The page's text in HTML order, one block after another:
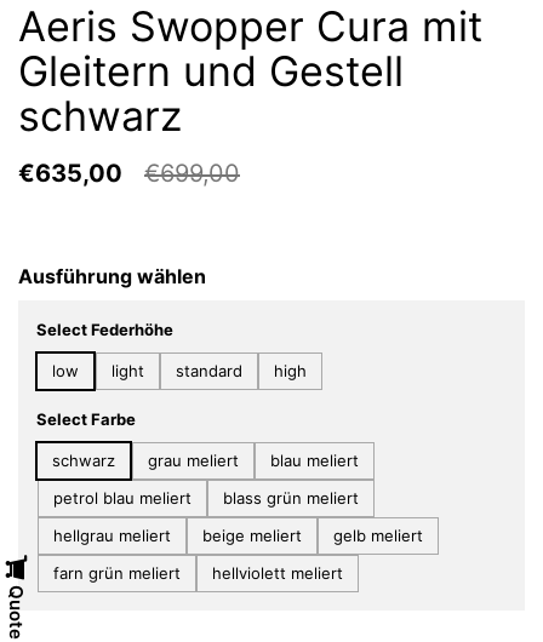
Aeris Swopper Cura mit
Gleitern und Gestell
schwarz
€635,00 €699,00
Ausführung wählen
Select Federhöhe
low light standard high
Select Farbe
schwarz grau meliert
blau meliert
petrol blau meliert
blass grün meliert
hellgrau meliert
beige meliert
gelb meliert
farn grün meliert
hellviolett meliert
Quote